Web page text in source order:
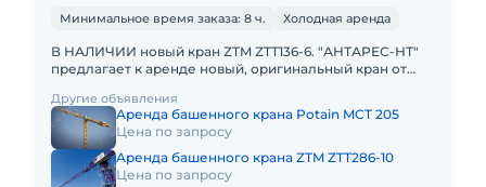
Минимальное время заказа: 8 ч. Холодная аренда
В НАЛИЧИИ новый кран ZTM ZTT136-6. "АНТАРЕС-НТ"
предлагает к аренде новый, оригинальный кран от
- модель ZTT13
Другие объявления
Аренда башенного крана Potain MCT 205
Цена по запросу
Аренда башенного крана ZTM ZTT286-10
Цена по запросу